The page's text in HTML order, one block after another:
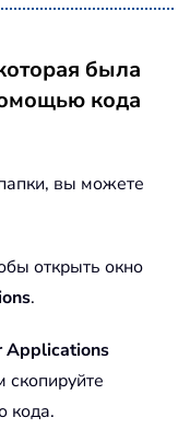
была
кода
вы можете
открыть окно
.
Applications
скопируйте
кода.